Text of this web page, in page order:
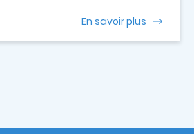
En savoir plus